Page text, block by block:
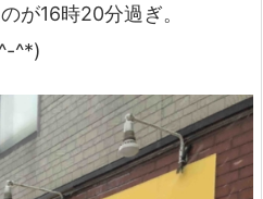
が16時20分過ぎ。
^*)